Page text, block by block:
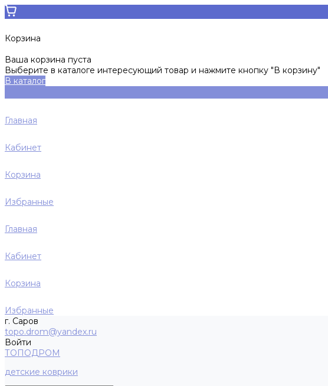
Корзина
Ваша корзина пуста
Выберите в каталоге интересующий товар и нажмите кнопку "В корзину"
В каталог
Главная
Кабинет
Корзина
Избранные
Главная
Кабинет
Корзина
Избранные
г. Саров
topo.drom@yandex.ru
Войти
ТОПОДРОМ
детские коврики